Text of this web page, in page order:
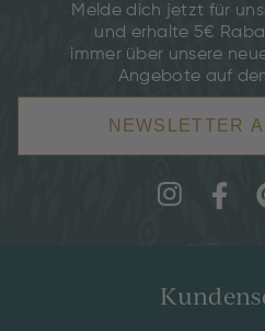
Melde dich jetzt für
und erhalte 5€
immer über unsere
Angebote auf
NEWSLETTER